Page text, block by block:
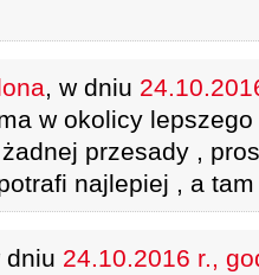
, w dniu
w okolicy
przesady ,
najlepiej , a
dniu 24.10.2016 r.,